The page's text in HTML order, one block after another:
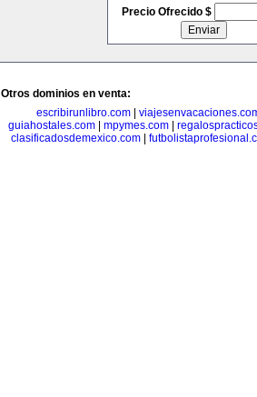
Precio Ofrecido $
Otros dominios en venta:
escribirunlibro.com
guiahostales.com| mpymes.com|
clasificadosdemexico.com|